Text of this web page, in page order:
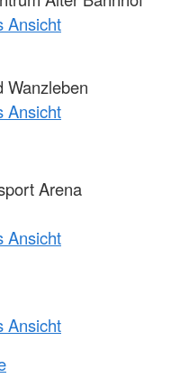
Ansicht
Wanzleben
Ansicht
Arena
Ansicht
Ansicht